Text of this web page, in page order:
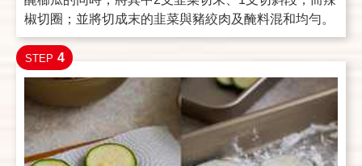
椒切圈；並將切成末的韭菜與豬絞肉及醃料混和均勻。
STEP 4